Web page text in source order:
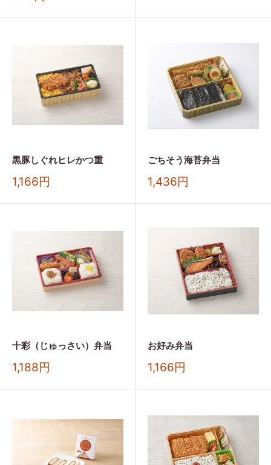
価
格
黒豚しぐれヒレかつ重
販
売
価
1,166円
ごちそう海苔弁当
販
売
価
1,436円
十彩（じゅっさい）弁当
販
売
価
1,188円
お好み弁当
販
売
価
1,166円